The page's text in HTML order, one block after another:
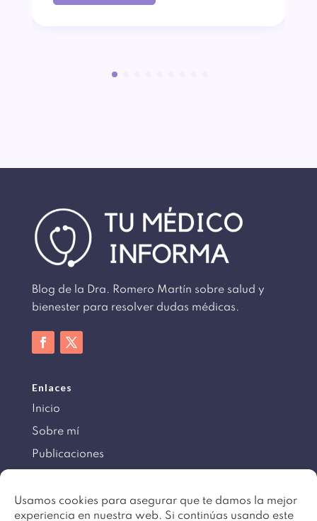
Usamos cookies para asegurar que te damos la mejor
experiencia en nuestra web. Si continúas usando este
Blog de la Dra. Romero Martín sobre salud y
bienester para resolver dudas médicas.
Enlaces
Inicio
Sobre mí
Publicaciones
Información